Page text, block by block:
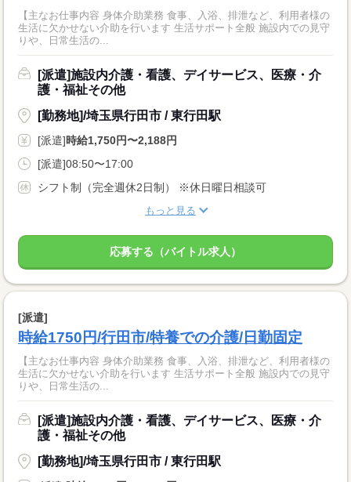
【主なお仕事内容 身体介助業務 食事、入浴、排泄など、利用者様の
生活に欠かせない介助を行います 生活サポート全般 施設内での見守
りや、日常生活の...
[派遣]施設内介護・看護、デイサービス、医療・介
護・福祉その他
[勤務地]/埼玉県行田市 / 東行田駅
[派遣]時給1,750円〜2,188円
[派遣]08:50〜17:00
シフト制（完全週休2日制） ※休日曜日相談可
もっと見る
応募する（バイトル求人）
[派遣]
時給1750円/行田市/特養での介護/日勤固定
【主なお仕事内容 身体介助業務 食事、入浴、排泄など、利用者様の
生活に欠かせない介助を行います 生活サポート全般 施設内での見守
りや、日常生活の...
[派遣]施設内介護・看護、デイサービス、医療・介
護・福祉その他
[勤務地]/埼玉県行田市 / 東行田駅